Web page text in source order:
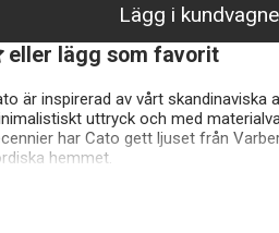
Lägg i
eller lägg som favorit
är inspirerad av vårt skandinaviska
uttryck och med
har Cato gett ljuset från
hemmet.